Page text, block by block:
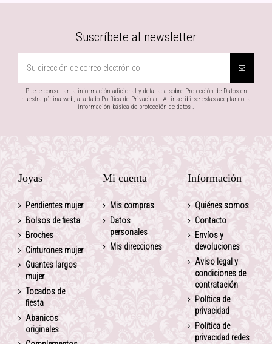
Suscríbete al newsletter
Puede consultar la información adicional y detallada sobre Protección de Datos en
nuestra página web, apartado Política de Privacidad. Al inscribirse estas aceptando la
información básica de protección de datos .
Joyas
Pendientes mujer
Bolsos de fiesta
Broches
Cinturones mujer
Guantes largos
mujer
Tocados de
fiesta
Abanicos
originales
Mi cuenta
Mis compras
Datos
personales
Mis direcciones
Información
Quiénes somos
Contacto
Envíos y
devoluciones
Aviso legal y
condiciones de
contratación
Política de
privacidad
Política de
privacidad redes